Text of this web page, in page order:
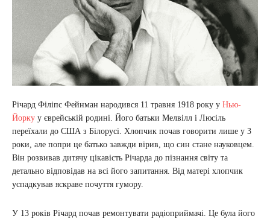
Річард Філіпс Фейнман народився 11 травня 1918 року у Нью-
Йорку у єврейській родині. Його батьки Мелвілл і Люсіль
переїхали до США з Білорусі. Хлопчик почав говорити лише у 3
роки, але попри це батько завжди вірив, що син стане науковцем.
Він розвивав дитячу цікавість Річарда до пізнання світу та
детально відповідав на всі його запитання. Від матері хлопчик
успадкував яскраве почуття гумору.
У 13 років Річард почав ремонтувати радіоприймачі. Це була його